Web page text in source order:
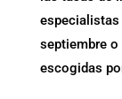
especialistas
septiembre
escogidas